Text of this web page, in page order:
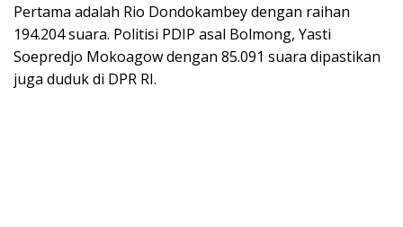
Pertama adalah Rio Dondokambey dengan raihan
194.204 suara. Politisi PDIP asal Bolmong, Yasti
Soepredjo Mokoagow dengan 85.091 suara dipastikan
juga duduk di DPR RI.